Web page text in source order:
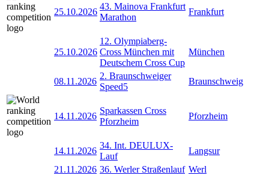
25.10.2026
43. Mainova Frankfurt
Marathon
Frankfurt
25.10.2026
12. Olympiaberg-
Cross München mit
Deutschem Cross Cup
München
08.11.2026
2. Braunschweiger
Speed5
Braunschweig
14.11.2026
Sparkassen Cross
Pforzheim
Pforzheim
14.11.2026
34. Int. DEULUX-
Lauf
Langsur
21.11.2026 36. Werler Straßenlauf Werl